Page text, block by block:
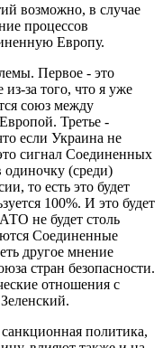
возможно, в случае
процессов
Европу.
Первое - это
за того, что я уже
союз между
Третье -
если Украина не
сигнал Соединенных
одиночку (среди)
то есть это будет
100%. И это будет
не будет столь
Соединенные
другое мнение
стран безопасности.
отношения с
политика,